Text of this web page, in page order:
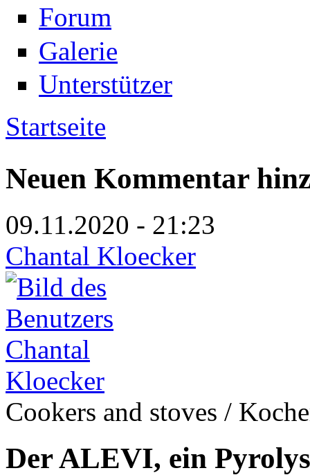
Forum
Galerie
Unterstützer
Sie sind hier
Startseite
Neuen Kommentar
09.11.2020 - 21:23
Chantal Kloecker
Cookers and stoves /
Der ALEVI, ein